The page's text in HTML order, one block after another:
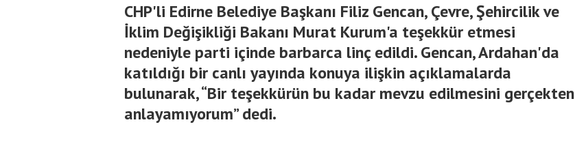
CHP'li Edirne Belediye Başkanı Filiz Gencan, Çevre, Şehircilik ve
İklim Değişikliği Bakanı Murat Kurum'a teşekkür etmesi
nedeniyle parti içinde barbarca linç edildi. Gencan, Ardahan'da
katıldığı bir canlı yayında konuya ilişkin açıklamalarda
bulunarak, “Bir teşekkürün bu kadar mevzu edilmesini gerçekten
anlayamıyorum” dedi.